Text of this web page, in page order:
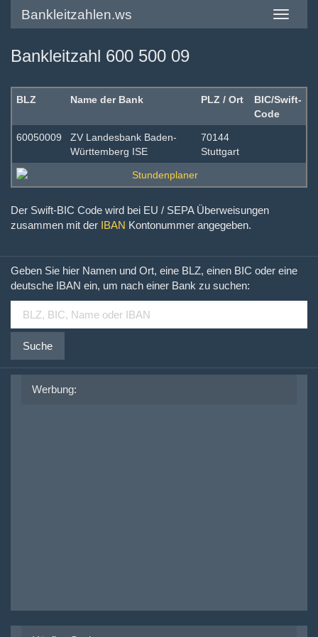
Toggle
Bankleitzahlen.ws
Bankleitzahl 600 500 09
BLZ Name der Bank PLZ / Ort
BIC/Swift-
Code
60050009
ZV Landesbank Baden-
Württemberg ISE
70144
Stuttgart
Der Swift-BIC Code wird bei EU / SEPA Überweisungen
zusammen mit der IBAN Kontonummer angegeben.
Geben Sie hier Namen und Ort, eine BLZ, einen BIC oder eine
deutsche IBAN ein, um nach einer Bank zu suchen:
Suche
Werbung: